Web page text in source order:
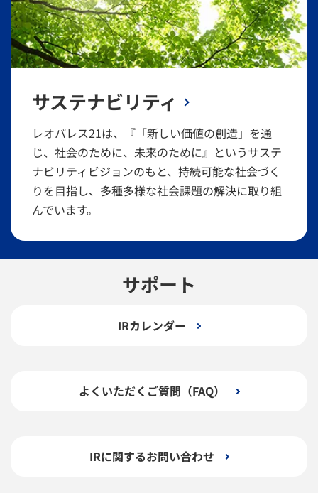
サステナビリティ
レオパレス21は、『「新しい価値の創造」を通
じ、社会のために、未来のために』というサステ
ナビリティビジョンのもと、持続可能な社会づく
りを目指し、多種多様な社会課題の解決に取り組
んでいます。
サポート
IRカレンダー
よくいただくご質問（FAQ）
IRに関するお問い合わせ